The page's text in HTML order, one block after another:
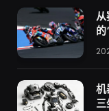
的
机